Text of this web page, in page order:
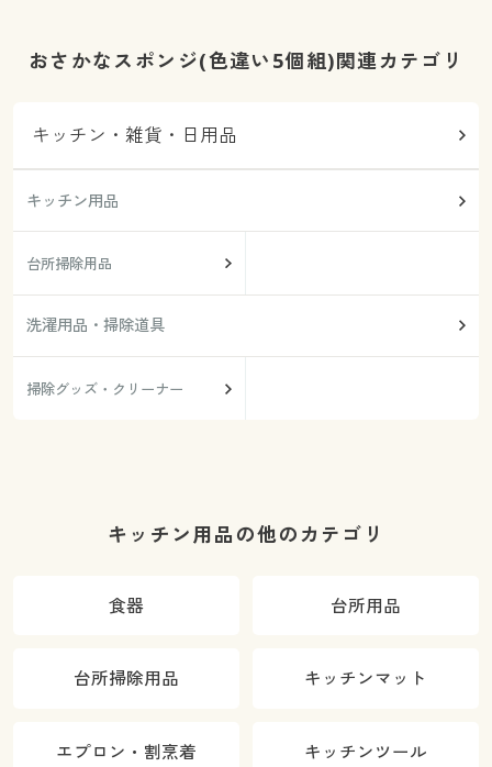
おさかなスポンジ(色違い5個組)関連カテゴリ
キッチン・雑貨・日用品
キッチン用品
台所掃除用品
洗濯用品・掃除道具
掃除グッズ・クリーナー
キッチン用品の他のカテゴリ
食器 台所用品
台所掃除用品 キッチンマット
エプロン・割烹着 キッチンツール